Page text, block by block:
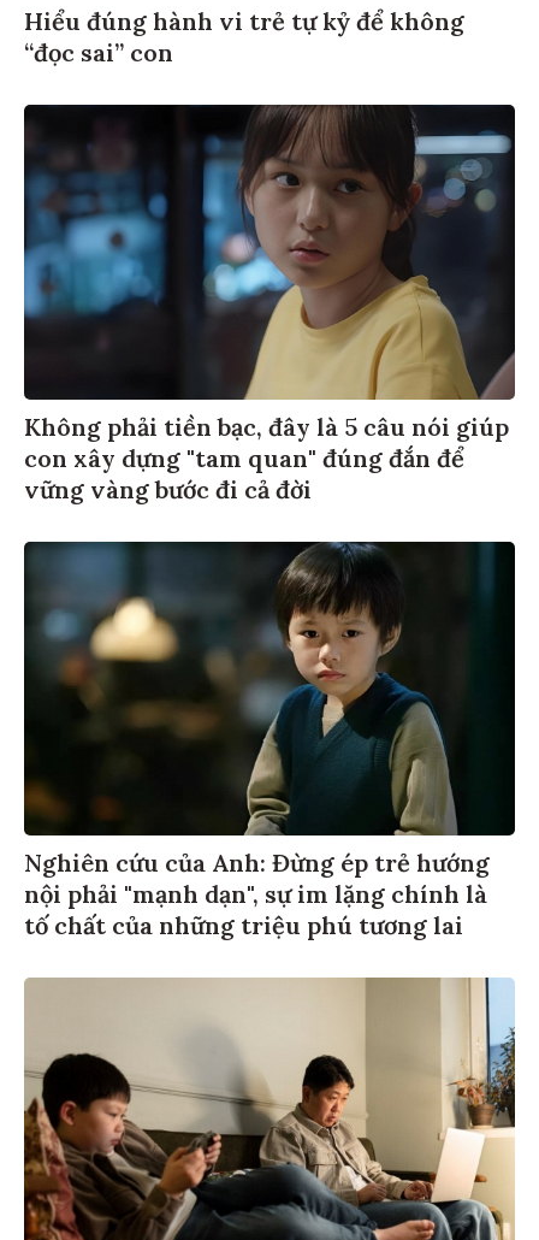
Hiểu đúng hành vi trẻ tự kỷ để không
“đọc sai” con
Không phải tiền bạc, đây là 5 câu nói giúp
con xây dựng "tam quan" đúng đắn để
vững vàng bước đi cả đời
Nghiên cứu của Anh: Đừng ép trẻ hướng
nội phải "mạnh dạn", sự im lặng chính là
tố chất của những triệu phú tương lai